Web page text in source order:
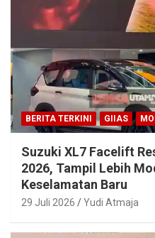
BERITA TERKINI GIIAS
Suzuki XL7 Facelift
2026, Tampil Lebih
Keselamatan Baru
29 Juli 2026 Yudi Atmaja